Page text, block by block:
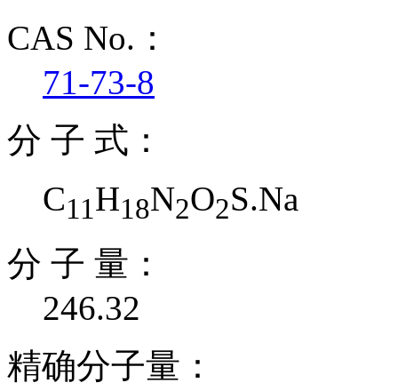
CAS No.：
71-73-8
分 子 式：
C11H18N2O2S.Na
分 子 量：
246.32
精确分子量：